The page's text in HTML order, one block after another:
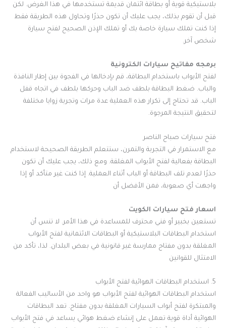
بلاستيكية قوية أو بطاقة ائتمان قديمة تستخدمها في هذا الغرض. لكن
قبل أن تقوم بذلك، يجب عليك أن تكون حذرًا وتحاول هذه الطريقة فقط
إذا كنت تملك سيارة خاصة بك أو تملك الإذن الصحيح لفتح سيارة
شخص آخر.
برمجه مفاتيح سيارات الكترونية
لفتح الأبواب باستخدام البطاقة، قم بإدخالها في الفجوة بين إطار النافذة
والباب. ضغط البطاقة بلطف ضد الباب وحركها بلطف في اتجاه قفل
الباب. قد تحتاج إلى تكرار هذه العملية عدة مرات وتجربة زوايا مختلفة
لتحقيق النتيجة المرجوة.
فتح سيارات صباح الناصر
مع الاستمرار في التجربة والتمرن، ستتعلم الطريقة الصحيحة لاستخدام
البطاقة بفعالية لفتح الأبواب المغلقة. ومع ذلك، يجب عليك أن تكون
حذرًا لعدم تلف البطاقة أو الباب أثناء العملية. إذا كنت غير متأكد أو إذا
واجهت أي صعوبة، فمن الأفضل أن
اسعار فتح سيارات الكويت
تستعين بخبير أو فني محترف للمساعدة في هذا الأمر. لا تنس أن
استخدام البطاقات البلاستيكية أو البطاقات الائتمانية لفتح الأبواب
المغلقة بدون مفتاح ممارسة غير قانونية في بعض البلدان. لذا، تأكد من
الامتثال للقوانين
5. استخدام البطاقات الهوائية لفتح الأبواب
استخدام البطاقات الهوائية لفتح الأبواب هو واحد من الأساليب الفعالة
والمبتكرة لفتح أبواب السيارات المغلقة بدون مفتاح. تعد البطاقات
الهوائية أداة قوية تعمل على إنشاء ضغط هوائي يساعد في فتح الأبواب